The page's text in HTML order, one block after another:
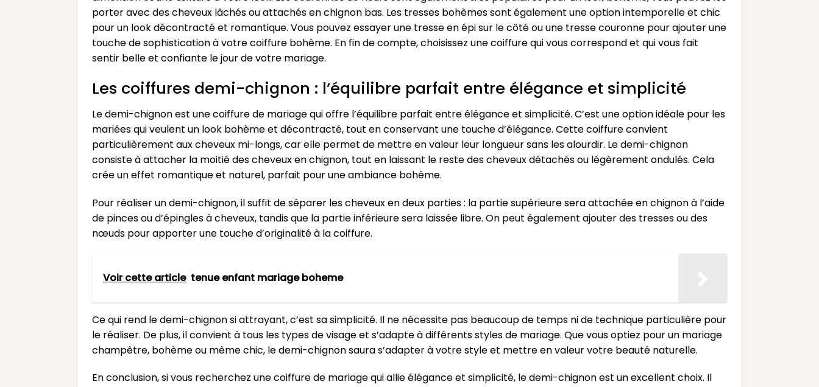
porter avec des cheveux lâchés ou attachés en chignon bas. Les tresses bohèmes sont également une option intemporelle et chic
pour un look décontracté et romantique. Vous pouvez essayer une tresse en épi sur le côté ou une tresse couronne pour ajouter une
touche de sophistication à votre coiffure bohème. En fin de compte, choisissez une coiffure qui vous correspond et qui vous fait
sentir belle et confiante le jour de votre mariage.
Les coiffures demi-chignon : l’équilibre parfait entre élégance et simplicité
Le demi-chignon est une coiffure de mariage qui offre l’équilibre parfait entre élégance et simplicité. C’est une option idéale pour les
mariées qui veulent un look bohème et décontracté, tout en conservant une touche d’élégance. Cette coiffure convient
particulièrement aux cheveux mi-longs, car elle permet de mettre en valeur leur longueur sans les alourdir. Le demi-chignon
consiste à attacher la moitié des cheveux en chignon, tout en laissant le reste des cheveux détachés ou légèrement ondulés. Cela
crée un effet romantique et naturel, parfait pour une ambiance bohème.
Pour réaliser un demi-chignon, il suffit de séparer les cheveux en deux parties : la partie supérieure sera attachée en chignon à l’aide
de pinces ou d’épingles à cheveux, tandis que la partie inférieure sera laissée libre. On peut également ajouter des tresses ou des
nœuds pour apporter une touche d’originalité à la coiffure.
Voir cette article tenue enfant mariage boheme
Ce qui rend le demi-chignon si attrayant, c’est sa simplicité. Il ne nécessite pas beaucoup de temps ni de technique particulière pour
le réaliser. De plus, il convient à tous les types de visage et s’adapte à différents styles de mariage. Que vous optiez pour un mariage
champêtre, bohème ou même chic, le demi-chignon saura s’adapter à votre style et mettre en valeur votre beauté naturelle.
En conclusion, si vous recherchez une coiffure de mariage qui allie élégance et simplicité, le demi-chignon est un excellent choix. Il